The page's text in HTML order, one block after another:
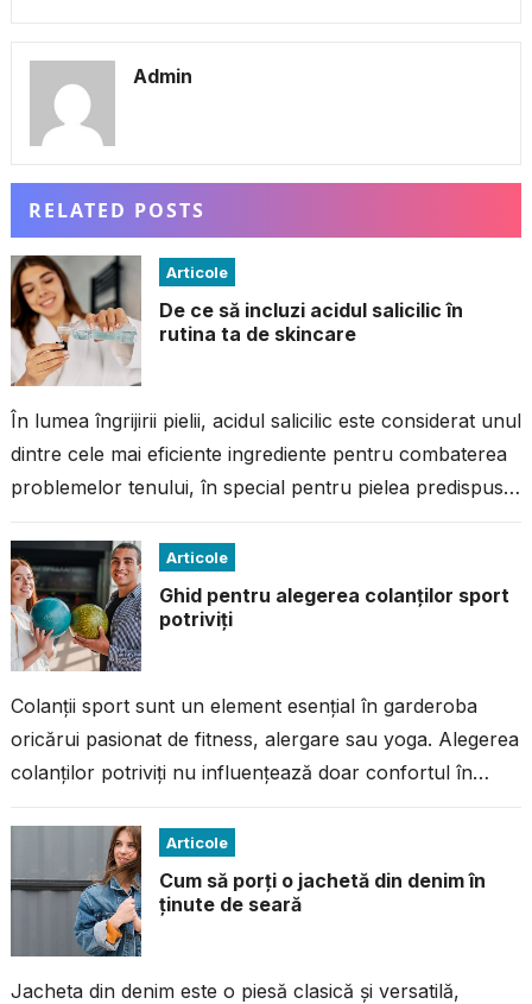
Admin
RELATED POSTS
Articole
De ce să incluzi acidul salicilic în
rutina ta de skincare
În lumea îngrijirii pielii, acidul salicilic este considerat unul
dintre cele mai eficiente ingrediente pentru combaterea
problemelor tenului, în special pentru pielea predispusă
Articole
Ghid pentru alegerea colanților sport
potriviți
Colanții sport sunt un element esențial în garderoba
oricărui pasionat de fitness, alergare sau yoga. Alegerea
colanților potriviți nu influențează doar confortul în
Articole
Cum să porți o jachetă din denim în
ținute de seară
Jacheta din denim este o piesă clasică și versatilă,